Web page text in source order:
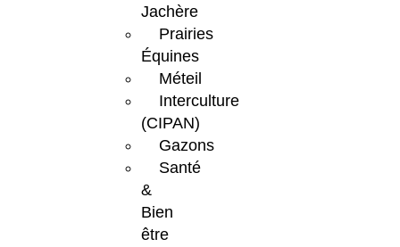
Jachère
Prairies
Équines
Méteil
Interculture
(CIPAN)
Gazons
Santé
&
Bien
être